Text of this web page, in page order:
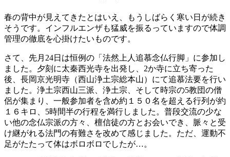
春の背中が見えてきたとはいえ、もうしばらく寒い日が続き
そうです。インフルエンザも猛威を振るっていますので体調
管理の徹底を心掛けたいものです。
さて、先月24日は恒例の「法然上人追慕念仏行脚」に参加し
ました。夕刻に太秦西光寺を出発し、2か寺に立ち寄った
後、長岡京光明寺（西山浄土宗総本山）にて追慕法要を行い
ました。浄土宗西山三派、浄土宗、そして時宗の5教団の僧
侶が集まり、一般参加者を含め約１５０名を超える行列が約
１６キロ、5時間半の行程を満行しました。普段交流の少な
い他の念仏宗派の方々、檀信徒の方とお会いでき、脈々と受
け継がれる法門の有難さを改めて感じました。ただ、運動不
足がたたって体はボロボロでしたが…。